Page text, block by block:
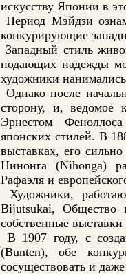
искусству Японии в
Период Мэйдзи
конкурирующие
Западный стиль
подающих надежды
художники
Однако после
сторону, и, ведомое
Эрнестом
японских стилей. В
выставках, его
Нинонга (Nihonga)
Рафаэля и
Художники,
Bijutsukai, Общество
собственные
В 1907 году, с
(Bunten), обе
сосуществовать и